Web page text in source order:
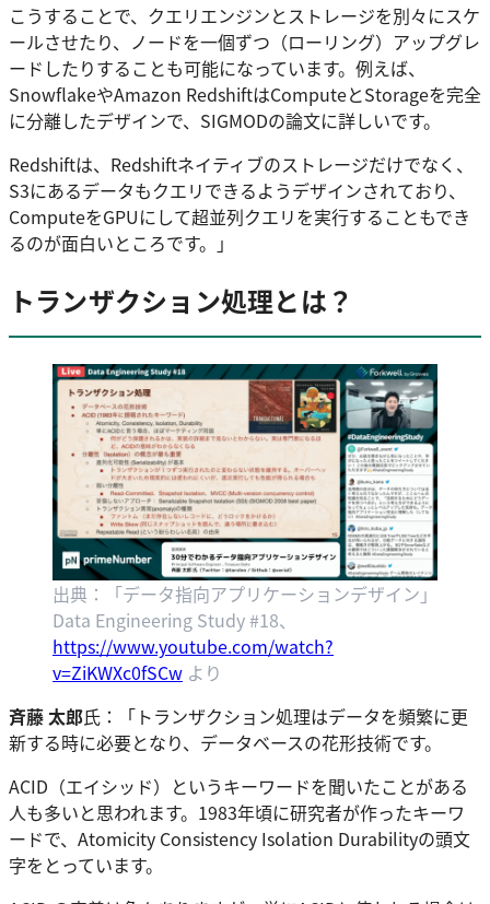
こうすることで、クエリエンジンとストレージを別々にスケ
ールさせたり、ノードを一個ずつ（ローリング）アップグレ
ードしたりすることも可能になっています。例えば、
SnowflakeやAmazon RedshiftはComputeとStorageを完全
に分離したデザインで、SIGMODの論文に詳しいです。
Redshiftは、Redshiftネイティブのストレージだけでなく、
S3にあるデータもクエリできるようデザインされており、
ComputeをGPUにして超並列クエリを実行することもでき
るのが面白いところです。」
トランザクション処理とは？
出典：「データ指向アプリケーションデザイン」
Data Engineering Study #18、
https://www.youtube.com/watch?
v=ZiKWXc0fSCw より
斉藤 太郎氏：「トランザクション処理はデータを頻繁に更
新する時に必要となり、データベースの花形技術です。
ACID（エイシッド）というキーワードを聞いたことがある
人も多いと思われます。1983年頃に研究者が作ったキーワ
ードで、Atomicity Consistency Isolation Durabilityの頭文
字をとっています。